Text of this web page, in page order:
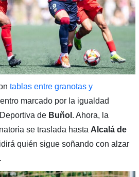
tablas entre granotas y
marcado por la igualdad
de Buñol . Ahora, la
se traslada hasta Alcalá de
quién sigue soñando con alzar